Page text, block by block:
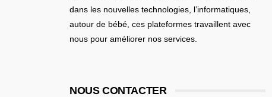
dans les nouvelles technologies, l’informatiques,
autour de bébé , ces plateformes travaillent avec
nous pour améliorer nos services.
NOUS CONTACTER